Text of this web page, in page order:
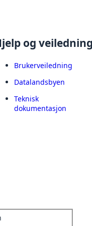
og
Brukerveiledning
Datalandsbyen
Teknisk
dokumentasjon